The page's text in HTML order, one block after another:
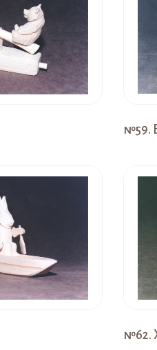
№59.
№62.